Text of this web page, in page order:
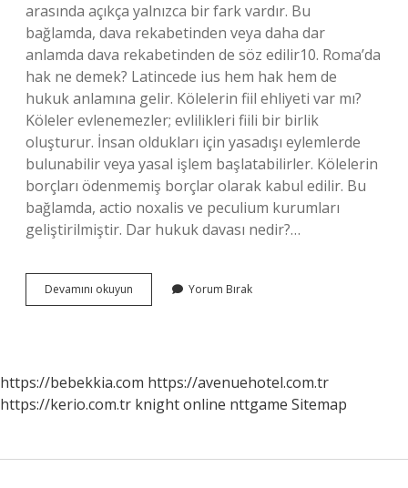
arasında açıkça yalnızca bir fark vardır. Bu
bağlamda, dava rekabetinden veya daha dar
anlamda dava rekabetinden de söz edilir10. Roma’da
hak ne demek? Latincede ius hem hak hem de
hukuk anlamına gelir. Kölelerin fiil ehliyeti var mı?
Köleler evlenemezler; evlilikleri fiili bir birlik
oluşturur. İnsan oldukları için yasadışı eylemlerde
bulunabilir veya yasal işlem başlatabilirler. Kölelerin
borçları ödenmemiş borçlar olarak kabul edilir. Bu
bağlamda, actio noxalis ve peculium kurumları
geliştirilmiştir. Dar hukuk davası nedir?…
Devamını okuyun
Dava
Yorum Bırak
https://bebekkia.com https://avenuehotel.com.tr
https://kerio.com.tr knight online nttgame Sitemap